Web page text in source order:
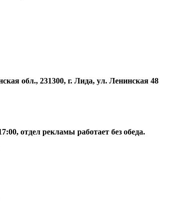
обл., 231300, г. Лида, ул. Ленинская 48
отдел рекламы работает без обеда.